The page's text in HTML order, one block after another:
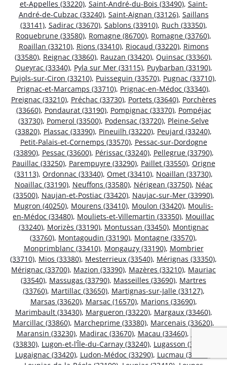
et-Appelles (33220), Saint-André-du-Bois (33490), Saint-
André-de-Cubzac (33240), Saint-Aignan (33126), Saillans
(33141), Sadirac (33670), Sablons (33910), Ruch (33350),
Roquebrune (33580), Romagne (86700), Romagne (33760),
Roaillan (33210), Rions (33410), Riocaud (33220), Rimons
(33580), Reignac (33860), Rauzan (33420), Quinsac (33360),
Queyrac (33340), Pyla sur Mer (33115), Puybarban (33190),
Pujols-sur-Ciron (33210), Puisseguin (33570), Pugnac (33710),
Prignac-et-Marcamps (33710), Prignac-en-Médoc (33340),
Preignac (33210), Préchac (33730), Portets (33640), Porchères
(33660), Pondaurat (33190), Pompignac (33370), Pompéjac
(33730), Pomerol (33500), Podensac (33720), Pleine-Selve
(33820), Plassac (33390), Pineuilh (33220), Peujard (33240),
Petit-Palais-et-Cornemps (33570), Pessac-sur-Dordogne
(33890), Pessac (33600), Périssac (33240), Pellegrue (33790),
Pauillac (33250), Parempuyre (33290), Paillet (33550), Origne
(33113), Ordonnac (33340), Omet (33410), Noaillan (33730),
Noaillac (33190), Neuffons (33580), Nérigean (33750), Néac
(33500), Naujan-et-Postiac (33420), Naujac-sur-Mer (33990),
Mugron (40250), Mourens (33410), Moulon (33420), Moulis-
en-Médoc (33480), Mouliets-et-Villemartin (33350), Mouillac
(33240), Morizès (33190), Montussan (33450), Montignac
(33760), Montagoudin (33190), Montagne (33570),
Monprimblanc (33410), Mongauzy (33190), Mombrier
(33710), Mios (33380), Mesterrieux (33540), Mérignas (33350),
Mérignac (33700), Mazion (33390), Mazères (33210), Mauriac
(33540), Massugas (33790), Masseilles (33690), Martres
(33760), Martillac (33650), Martignas-sur-Jalle (33127),
Marsas (33620), Marsac (16570), Marions (33690),
Marimbault (33430), Margueron (33220), Margaux (33460),
Marcillac (33860), Marcheprime (33380), Marcenais (33620),
Maransin (33230), Madirac (33670), Macau (33460),
(33830), Lugon-et-l’Île-du-Carnay (33240), Lugasson (33760)
Lugaignac (33420), Ludon-Médoc (33290), Lucmau (33840)